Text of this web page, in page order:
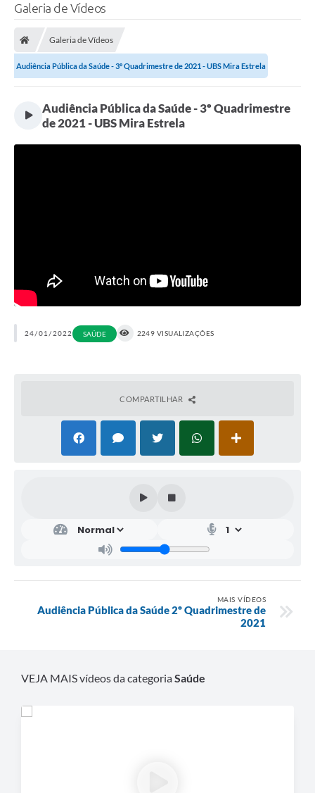
Galeria de Vídeos
Galeria de Vídeos
Audiência Pública da Saúde - 3º Quadrimestre de 2021 - UBS Mira Estrela
Audiência Pública da Saúde - 3º Quadrimestre
de 2021 - UBS Mira Estrela
24/01/2022 SAÚDE 2249 VISUALIZAÇÕES
COMPARTILHAR
MAIS VÍDEOS
Audiência Pública da Saúde 2º Quadrimestre de
2021
VEJA MAIS vídeos da categoriaSaúde